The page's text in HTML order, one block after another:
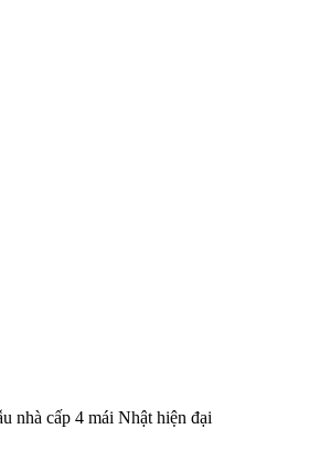
nhà cấp 4 mái Nhật hiện đại